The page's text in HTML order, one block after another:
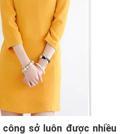
sở luôn được nhiều